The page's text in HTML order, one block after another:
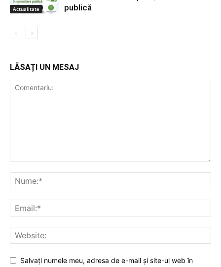
Actualitate
publică
LĂSAȚI UN MESAJ
Salvați numele meu, adresa de e-mail și site-ul web în